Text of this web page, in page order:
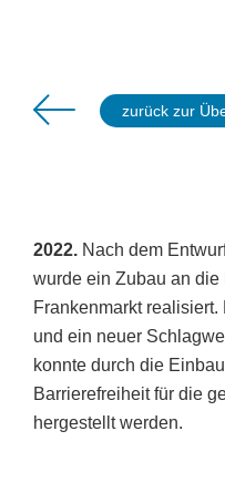
2022. Nach dem
wurde ein Zubau an
Frankenmarkt realisiert.
und ein neuer
konnte durch die
Barrierefreiheit für die
hergestellt werden.